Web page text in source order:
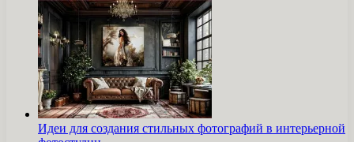
Идеи для создания стильных фотографий в интерьерной